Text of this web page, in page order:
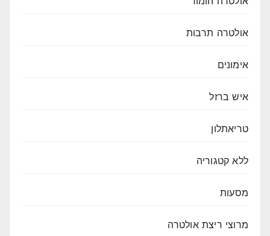
אולטרה תרבות
אימונים
איש ברזל
טריאתלון
ללא קטגוריה
מסעות
מרוצי ריצת אולטרה